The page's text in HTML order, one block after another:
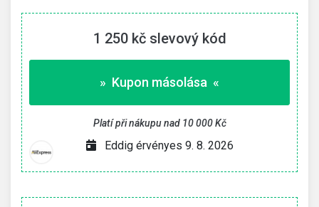
1 250 kč slevový kód
» Kupon másolása «
Platí při nákupu nad 10 000 Kč
Eddig érvényes 9. 8. 2026